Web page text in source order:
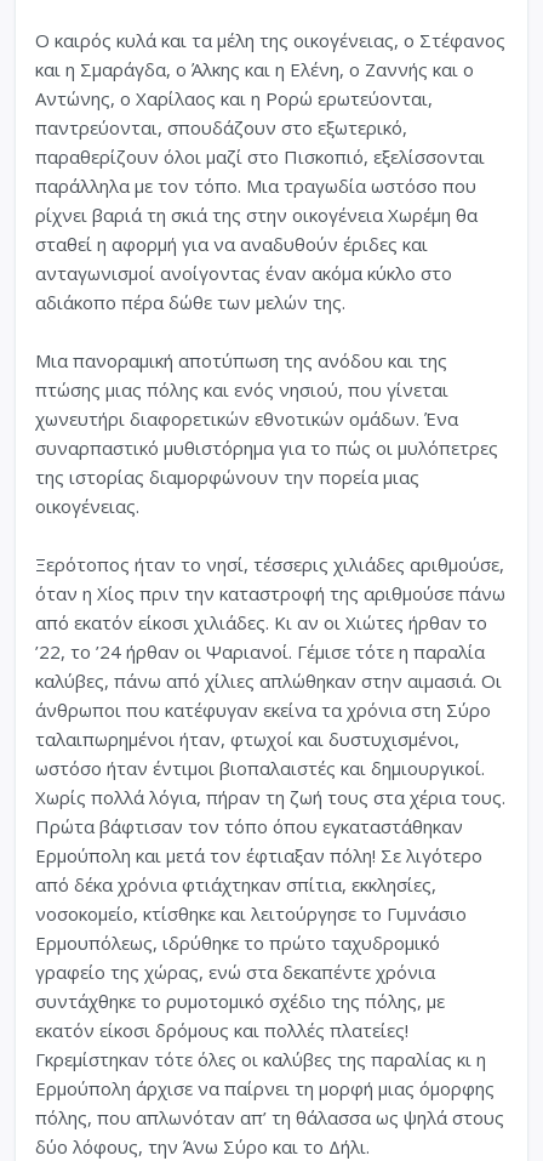
Ο καιρός κυλά και τα µέλη της οικογένειας, ο Στέφανος
και η Σµαράγδα, ο Άλκης και η Ελένη, ο Ζαννής και ο
Αντώνης, ο Χαρίλαος και η Ρορώ ερωτεύονται,
παντρεύονται, σπουδάζουν στο εξωτερικό,
παραθερίζουν όλοι µαζί στο Πισκοπιό, εξελίσσονται
παράλληλα µε τον τόπο. Μια τραγωδία ωστόσο που
ρίχνει βαριά τη σκιά της στην οικογένεια Χωρέµη θα
σταθεί η αφορµή για να αναδυθούν έριδες και
ανταγωνισµοί ανοίγοντας έναν ακόµα κύκλο στο
αδιάκοπο πέρα δώθε των µελών της.
Μια πανοραµική αποτύπωση της ανόδου και της
πτώσης µιας πόλης και ενός νησιού, που γίνεται
χωνευτήρι διαφορετικών εθνοτικών οµάδων. Ένα
συναρπαστικό µυθιστόρηµα για το πώς οι µυλόπετρες
της ιστορίας διαµορφώνουν την πορεία µιας
οικογένειας.
Ξερότοπος ήταν το νησί, τέσσερις χιλιάδες αριθµούσε,
όταν η Χίος πριν την καταστροφή της αριθµούσε πάνω
από εκατόν είκοσι χιλιάδες. Κι αν οι Χιώτες ήρθαν το
’22, το ’24 ήρθαν οι Ψαριανοί. Γέµισε τότε η παραλία
καλύβες, πάνω από χίλιες απλώθηκαν στην αιµασιά. Οι
άνθρωποι που κατέφυγαν εκείνα τα χρόνια στη Σύρο
ταλαιπωρηµένοι ήταν, φτωχοί και δυστυχισµένοι,
ωστόσο ήταν έντιµοι βιοπαλαιστές και δηµιουργικοί.
Χωρίς πολλά λόγια, πήραν τη ζωή τους στα χέρια τους.
Πρώτα βάφτισαν τον τόπο όπου εγκαταστάθηκαν
Ερµούπολη και µετά τον έφτιαξαν πόλη! Σε λιγότερο
από δέκα χρόνια φτιάχτηκαν σπίτια, εκκλησίες,
νοσοκοµείο, κτίσθηκε και λειτούργησε το Γυµνάσιο
Ερµουπόλεως, ιδρύθηκε το πρώτο ταχυδροµικό
γραφείο της χώρας, ενώ στα δεκαπέντε χρόνια
συντάχθηκε το ρυµοτοµικό σχέδιο της πόλης, µε
εκατόν είκοσι δρόµους και πολλές πλατείες!
Γκρεµίστηκαν τότε όλες οι καλύβες της παραλίας κι η
Ερµούπολη άρχισε να παίρνει τη µορφή µιας όµορφης
πόλης, που απλωνόταν απ’ τη θάλασσα ως ψηλά στους
δύο λόφους, την Άνω Σύρο και το Δήλι.